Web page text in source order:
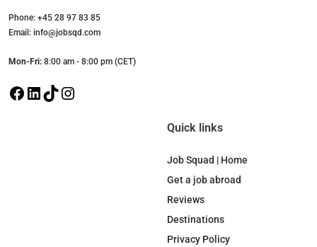
Phone: +45 28 97 83 85
Email: info@jobsqd.com
Mon-Fri: 8:00 am - 8:00 pm (CET)
F
L
T
Quick links
Job Squad | Home
Get a job abroad
Reviews
Destinations
Privacy Policy